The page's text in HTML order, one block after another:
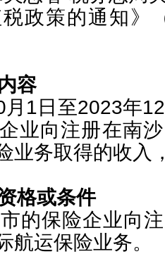
政策的通知》
容
月1日至2023年
业向注册在南
业务取得的收入
格或条件
的保险企业向
航运保险业务。